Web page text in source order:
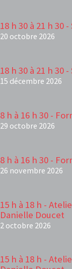
18 h 30 à 21 h 30
20 octobre 2026
18 h 30 à 21 h 30
15 décembre 2026
8 h à 16 h 30 -
29 octobre 2026
8 h à 16 h 30 -
26 novembre 2026
15 h à 18 h -
Danielle Doucet
2 octobre 2026
15 h à 18 h -